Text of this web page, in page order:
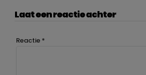
Laat een reactie achter
Reactie *